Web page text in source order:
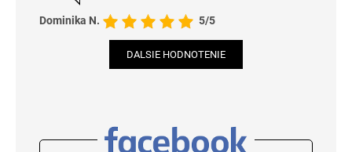
Dominika N. 5/5
DALSIE HODNOTENIE